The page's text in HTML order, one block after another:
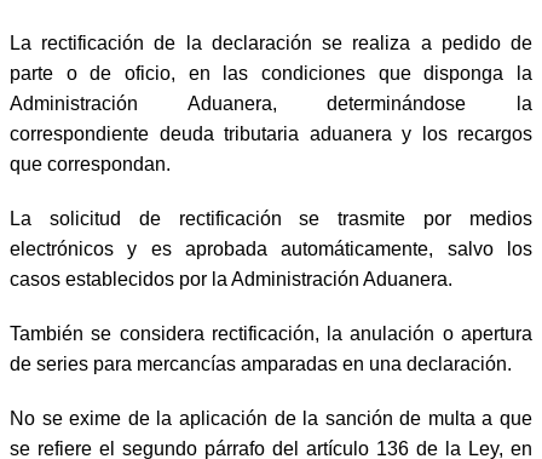
La rectificación de la declaración se realiza a pedido de
parte o de oficio, en las condiciones que disponga la
Administración Aduanera, determinándose la
correspondiente deuda tributaria aduanera y los recargos
que correspondan.
La solicitud de rectificación se trasmite por medios
electrónicos y es aprobada automáticamente, salvo los
casos establecidos por la Administración Aduanera.
También se considera rectificación, la anulación o apertura
de series para mercancías amparadas en una declaración.
No se exime de la aplicación de la sanción de multa a que
se refiere el segundo párrafo del artículo 136 de la Ley, en